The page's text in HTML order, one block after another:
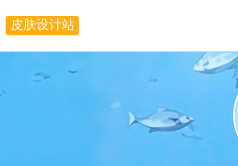
皮肤设计站